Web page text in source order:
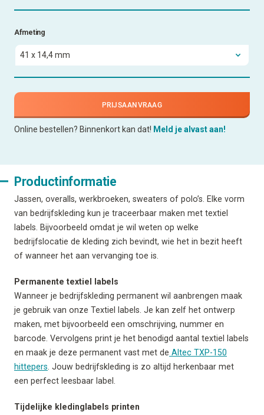
Afmeting
PRIJSAANVRAAG
Online bestellen? Binnenkort kan dat! Meld je alvast aan!
Productinformatie
Jassen, overalls, werkbroeken, sweaters of polo’s. Elke vorm
van bedrijfskleding kun je traceerbaar maken met textiel
labels. Bijvoorbeeld omdat je wil weten op welke
bedrijfslocatie de kleding zich bevindt, wie het in bezit heeft
of wanneer het aan vervanging toe is.
Permanente textiel labels
Wanneer je bedrijfskleding permanent wil aanbrengen maak
je gebruik van onze Textiel labels. Je kan zelf het ontwerp
maken, met bijvoorbeeld een omschrijving, nummer en
barcode. Vervolgens print je het benodigd aantal textiel labels
en maak je deze permanent vast met de Altec TXP-150
hittepers . Jouw bedrijfskleding is zo altijd herkenbaar met
een perfect leesbaar label.
Tijdelijke kledinglabels printen